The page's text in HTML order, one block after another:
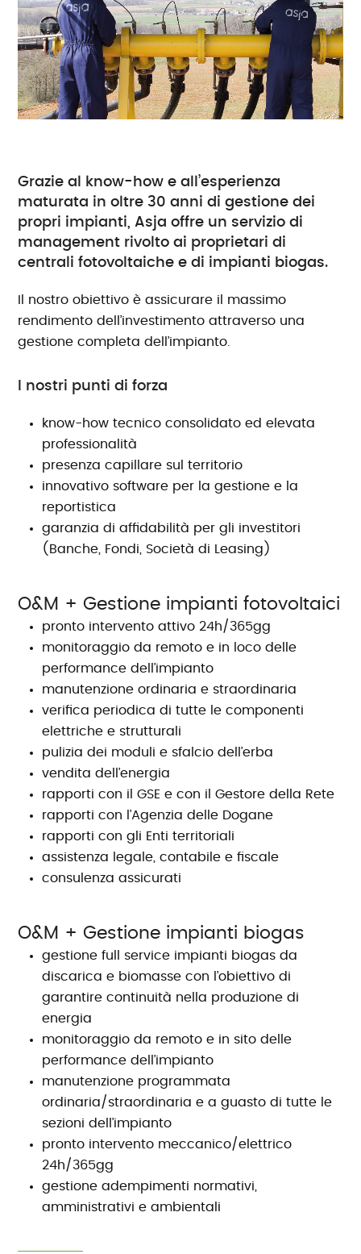
Grazie al know-how e all’esperienza
maturata in oltre 30 anni di gestione dei
propri impianti, Asja offre un servizio di
management rivolto ai proprietari di
centrali fotovoltaiche e di impianti biogas.
Il nostro obiettivo è assicurare il massimo
rendimento dell’investimento attraverso una
gestione completa dell’impianto.
I nostri punti di forza
know-how tecnico consolidato ed elevata
professionalità
presenza capillare sul territorio
innovativo software per la gestione e la
reportistica
garanzia di affidabilità per gli investitori
(Banche, Fondi, Società di Leasing)
O&M + Gestione impianti fotovoltaici
pronto intervento attivo 24h/365gg
monitoraggio da remoto e in loco delle
performance dell’impianto
manutenzione ordinaria e straordinaria
verifica periodica di tutte le componenti
elettriche e strutturali
pulizia dei moduli e sfalcio dell’erba
vendita dell’energia
rapporti con il GSE e con il Gestore della Rete
rapporti con l’Agenzia delle Dogane
rapporti con gli Enti territoriali
assistenza legale, contabile e fiscale
consulenza assicurati
O&M + Gestione impianti biogas
gestione full service impianti biogas da
discarica e biomasse con l’obiettivo di
garantire continuità nella produzione di
energia
monitoraggio da remoto e in sito delle
performance dell’impianto
manutenzione programmata
ordinaria/straordinaria e a guasto di tutte le
sezioni dell’impianto
pronto intervento meccanico/elettrico
24h/365gg
gestione adempimenti normativi,
amministrativi e ambientali